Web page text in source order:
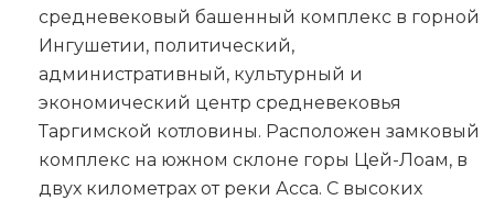
средневековый башенный комплекс в горной
Ингушетии, политический,
административный, культурный и
экономический центр средневековья
Таргимской котловины. Расположен замковый
комплекс на южном склоне горы Цей-Лоам, в
двух километрах от реки Асса. С высоких